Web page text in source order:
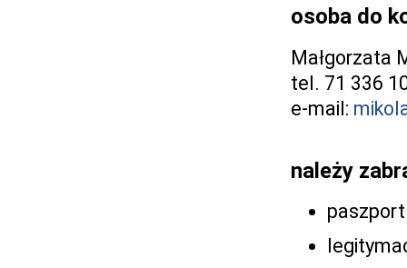
osoba do
Małgorzata
tel. 71 336
e-mail:
należy